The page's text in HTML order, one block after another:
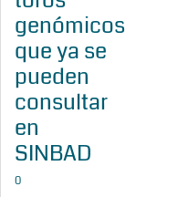
genómicos
que ya se
pueden
consultar
en
SINBAD
0